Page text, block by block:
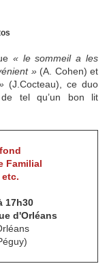
« le sommeil a les
» (A. Cohen) et
(J.Cocteau), ce duo
tel qu’un bon lit
Familial
17h30
d'Orléans